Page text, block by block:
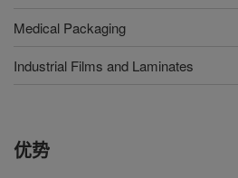
Medical Packaging
Industrial Films and Laminates
优势